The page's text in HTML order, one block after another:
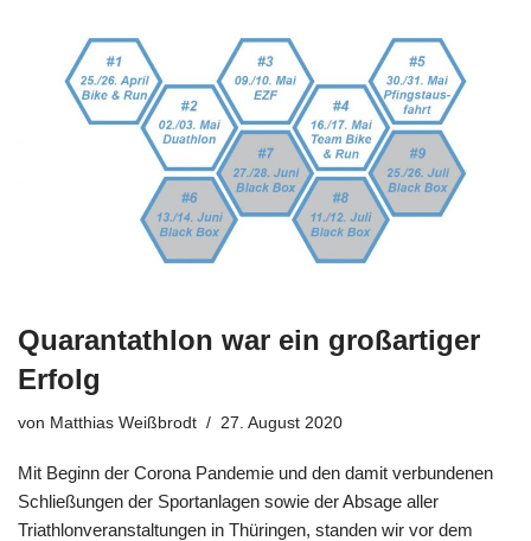
Quarantathlon war ein großartiger
Erfolg
von Matthias Weißbrodt 27. August 2020
Mit Beginn der Corona Pandemie und den damit verbundenen
Schließungen der Sportanlagen sowie der Absage aller
Triathlonveranstaltungen in Thüringen, standen wir vor dem